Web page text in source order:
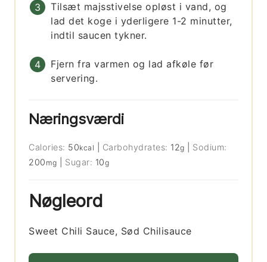
Tilsæt majsstivelse opløst i vand, og
lad det koge i yderligere 1-2 minutter,
indtil saucen tykner.
Fjern fra varmen og lad afkøle før
servering.
Næringsværdi
Calories: 50kcal Carbohydrates: 12g
Sodium:
200 mg Sugar: 10g
Nøgleord
Sweet Chili Sauce, Sød Chilisauce